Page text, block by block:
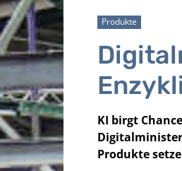
Produkte
KI birgt
Digitalminister
Produkte